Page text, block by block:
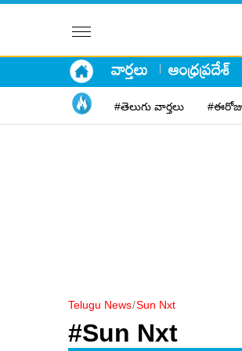
వార్తలు ఆంధ్రప్రదేశ్
#తెలుగు వార్తలు
Telugu News/Sun Nxt
#Sun Nxt